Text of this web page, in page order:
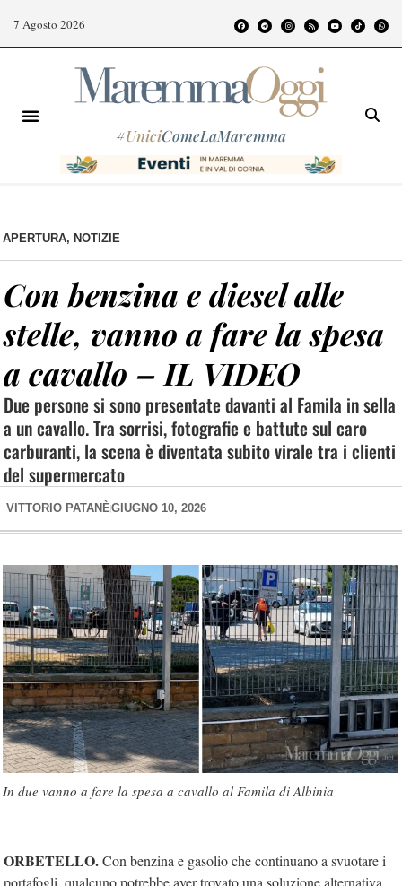
7 Agosto 2026
#UniciComeLaMaremma
APERTURA, NOTIZIE
Con benzina e diesel alle
stelle, vanno a fare la spesa
a cavallo – IL VIDEO
Due persone si sono presentate davanti al Famila in sella
a un cavallo. Tra sorrisi, fotografie e battute sul caro
carburanti, la scena è diventata subito virale tra i clienti
del supermercato
VITTORIO PATANÈGIUGNO 10, 2026
In due vanno a fare la spesa a cavallo al Famila di Albinia
ORBETELLO.Con benzina e gasolio che continuano a svuotare i
portafogli, qualcuno potrebbe aver trovato una soluzione alternativa.